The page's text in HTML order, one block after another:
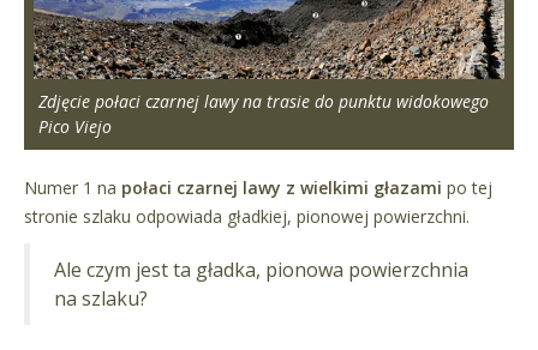
Zdjęcie połaci czarnej lawy na trasie do punktu widokowego
Pico Viejo
Numer 1 na połaci czarnej lawy z wielkimi głazami po tej
stronie szlaku odpowiada gładkiej, pionowej powierzchni.
Ale czym jest ta gładka, pionowa powierzchnia
na szlaku?